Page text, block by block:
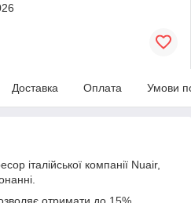
Доставка Оплата Умови
італійської компанії Nuair,
отримати до 15%